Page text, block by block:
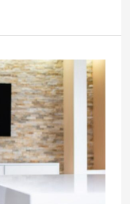
حولى
الكويت